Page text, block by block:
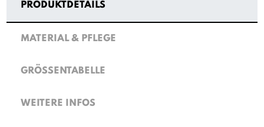
PRODUKTDETAILS
MATERIAL & PFLEGE
GRÖSSENTABELLE
WEITERE INFOS